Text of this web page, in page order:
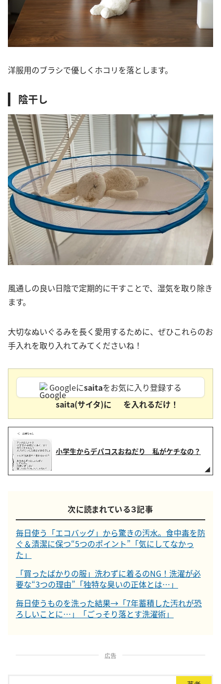
洋服用のブラシで優しくホコリを落とします。
陰干し
風通しの良い日陰で定期的に干すことで、湿気を取り除き
ます。
大切なぬいぐるみを長く愛用するために、ぜひこれらのお
手入れを取り入れてみてくださいね！
Googleにsaitaをお気に入り登録する
saita(サイタ)に
を入れるだけ！
小学生からデパコスおねだり 私がケチなの？
次に読まれている３記事
毎日使う「エコバッグ」から驚きの汚水。食中毒を防
ぐ＆清潔に保つ“5つのポイント”「気にしてなかっ
た」
「買ったばかりの服」洗わずに着るのNG！洗濯が必
要な“3つの理由”「独特な臭いの正体とは…」
毎日使うものを洗った結果→「7年蓄積した汚れが恐
ろしいことに…」「ごっそり落とす洗濯術」
広告